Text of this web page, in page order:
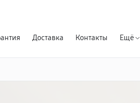
Доставка Контакты Ещё